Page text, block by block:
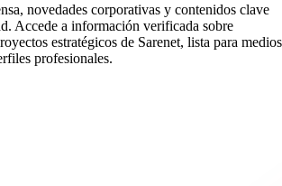
novedades corporativas y contenidos clave
Accede a información verificada sobre
estratégicos de Sarenet, lista para medios
profesionales.